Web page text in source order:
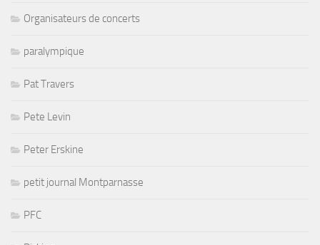
Organisateurs de concerts
paralympique
Pat Travers
Pete Levin
Peter Erskine
petit journal Montparnasse
PFC